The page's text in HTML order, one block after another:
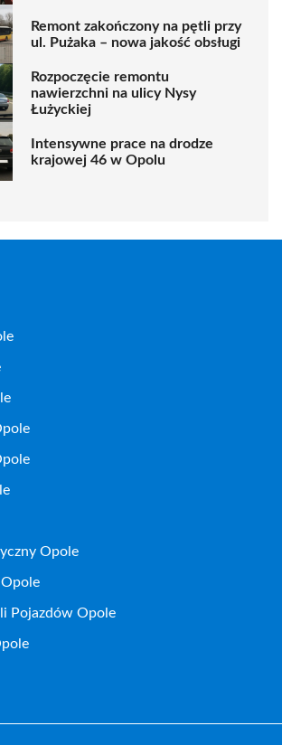
Remont zakończony na pętli przy
ul. Pużaka – nowa jakość obsługi
Rozpoczęcie remontu
nawierzchni na ulicy Nysy
Łużyckiej
Intensywne prace na drodze
krajowej 46 w Opolu
Opole
Pojazdów Opole